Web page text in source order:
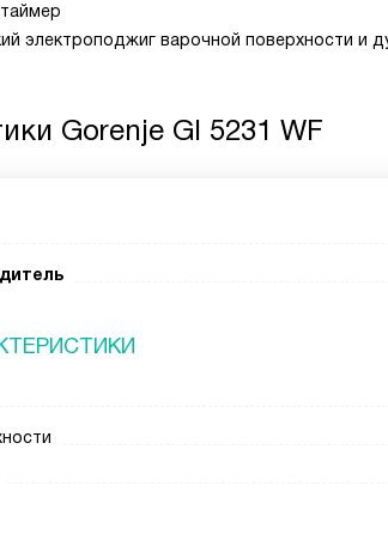
электроподжиг варочной поверхности и
Gorenje GI 5231 WF